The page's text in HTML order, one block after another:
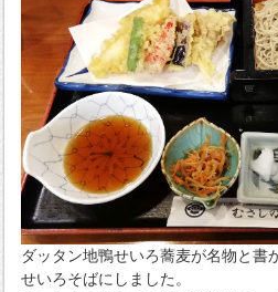
ダッタン地鴨せいろ蕎麦が名物と書
せいろそばにしました。